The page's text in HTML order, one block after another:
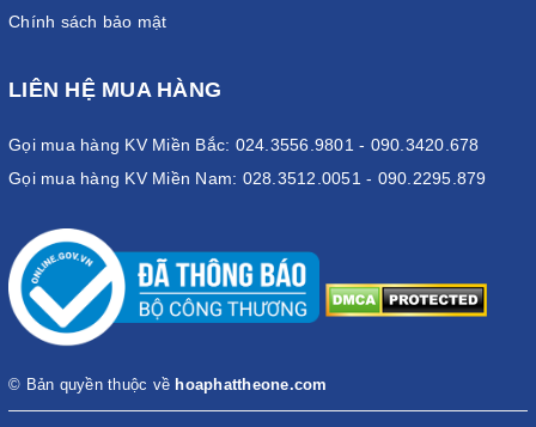
Chính sách bảo mật
LIÊN HỆ MUA HÀNG
Gọi mua hàng KV Miền Bắc: 024.3556.9801 - 090.3420.678
Gọi mua hàng KV Miền Nam: 028.3512.0051 - 090.2295.879
© Bản quyền thuộc về hoaphattheone.com